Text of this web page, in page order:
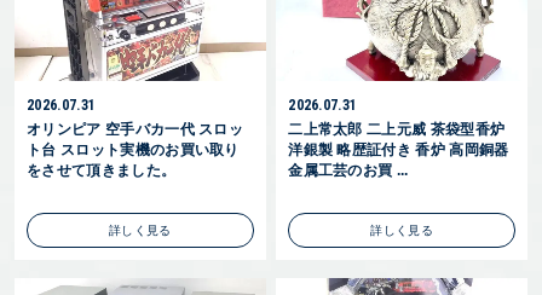
2026.07.31
オリンピア 空手バカ一代 スロッ
ト台 スロット実機のお買い取り
をさせて頂きました。
詳しく見る
2026.07.31
二上常太郎 二上元威 茶袋型香炉
洋銀製 略歴証付き 香炉 高岡銅器
金属工芸のお買 ...
詳しく見る